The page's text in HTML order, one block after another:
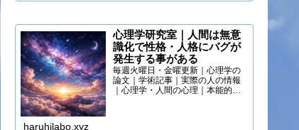
心理学研究室｜人間は無意
識化で性格・人格にバグが
発生する事がある
毎週火曜日・金曜更新｜心理学の
論文｜学術記事｜実際の人の情報
｜心理学・人間の心理｜本能的心
haruhilabo.xyz